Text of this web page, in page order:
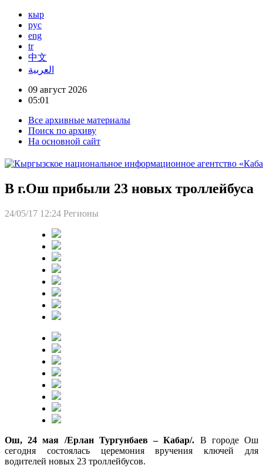
кыр
рус
eng
tr
中文
العربية
09 август 2026
05:01
Все архивные материалы
Поиск по архиву
На основной сайт
В г.Ош прибыли 23 новых троллейбуса
24/05/17 12:24 Регионы
Ош, 24 мая /Ерлан Тургунбаев – Кабар/. В городе Ош
сегодня состоялась церемония вручения ключей для
водителей новых 23 троллейбусов.